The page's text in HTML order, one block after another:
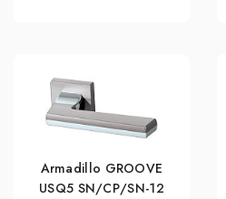
Armadillo GROOVE
USQ5 SN/СР/SN-12